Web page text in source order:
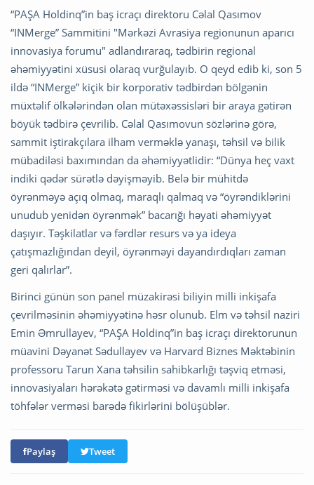
“PAŞA Holdinq”in baş icraçı direktoru Cəlal Qasımov
“INMerge” Sammitini "Mərkəzi Avrasiya regionunun aparıcı
innovasiya forumu" adlandıraraq, tədbirin regional
əhəmiyyətini xüsusi olaraq vurğulayıb. O qeyd edib ki, son 5
ildə “INMerge” kiçik bir korporativ tədbirdən bölgənin
müxtəlif ölkələrindən olan mütəxəssisləri bir araya gətirən
böyük tədbirə çevrilib. Cəlal Qasımovun sözlərinə görə,
sammit iştirakçılara ilham verməklə yanaşı, təhsil və bilik
mübadiləsi baxımından da əhəmiyyətlidir: “Dünya heç vaxt
indiki qədər sürətlə dəyişməyib. Belə bir mühitdə
öyrənməyə açıq olmaq, maraqlı qalmaq və “öyrəndiklərini
unudub yenidən öyrənmək” bacarığı həyati əhəmiyyət
daşıyır. Təşkilatlar və fərdlər resurs və ya ideya
çatışmazlığından deyil, öyrənməyi dayandırdıqları zaman
geri qalırlar”.
Birinci günün son panel müzakirəsi biliyin milli inkişafa
çevrilməsinin əhəmiyyətinə həsr olunub. Elm və təhsil naziri
Emin Əmrullayev, “PAŞA Holdinq”in baş icraçı direktorunun
müavini Dəyanət Sədullayev və Harvard Biznes Məktəbinin
professoru Tarun Xana təhsilin sahibkarlığı təşviq etməsi,
innovasiyaları hərəkətə gətirməsi və davamlı milli inkişafa
töhfələr verməsi barədə fikirlərini bölüşüblər.
Paylaş Tweet